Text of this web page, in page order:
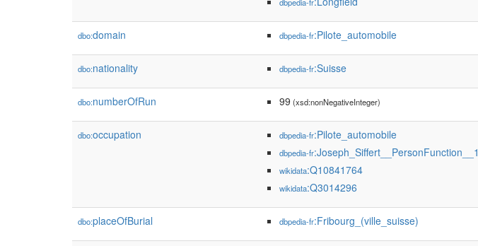
dbo:domain dbpedia-fr:Pilote_automobile
dbo:nationality dbpedia-fr:Suisse
dbo:numberOfRun 99 (xsd:nonNegativeInteger)
dbo:occupation dbpedia-fr:Pilote_automobile
dbpedia-fr:Joseph_Siffert__PersonFunction__1
wikidata:Q10841764
wikidata:Q3014296
dbo:placeOfBurial dbpedia-fr:Fribourg_(ville_suisse)